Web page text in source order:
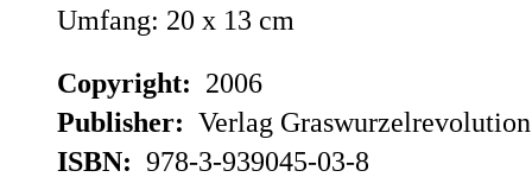
Umfang: 20 x 13 cm
Copyright: 2006
Publisher: Verlag Graswurzelrevolution
ISBN: 978-3-939045-03-8